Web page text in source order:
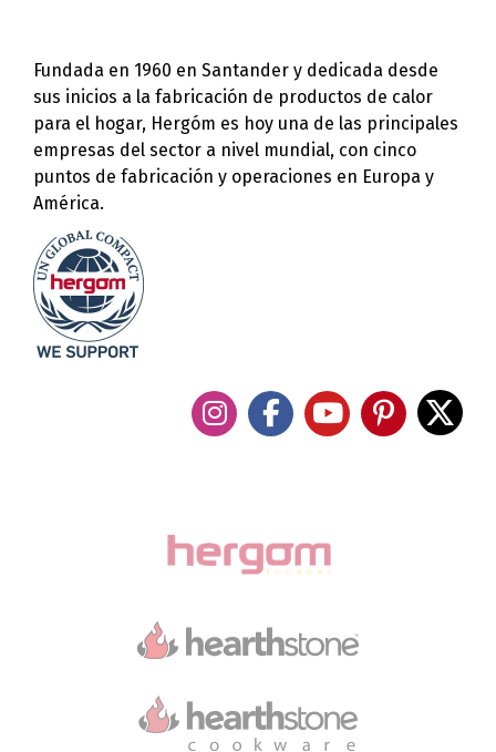
Fundada en 1960 en Santander y dedicada desde
sus inicios a la fabricación de productos de calor
para el hogar, Hergóm es hoy una de las principales
empresas del sector a nivel mundial, con cinco
puntos de fabricación y operaciones en Europa y
América.